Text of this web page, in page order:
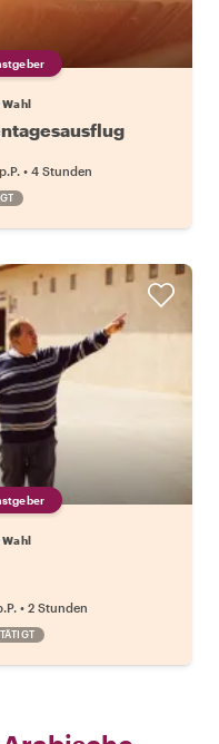
Wahl
p.P. • 4 Stunden
Wahl
• 2 Stunden